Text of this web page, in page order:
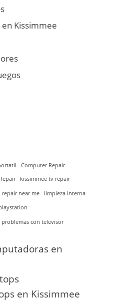
Kissimmee
Computer Repair
kissimmee tv repair
repair near me
limpieza interna
problemas con televisor
en
en Kissimmee